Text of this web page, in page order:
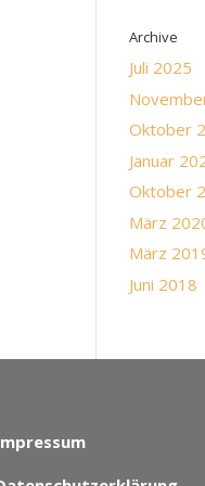
Archive
Juli 2025
Oktober
Januar
Oktober
März
März
Juni 2018